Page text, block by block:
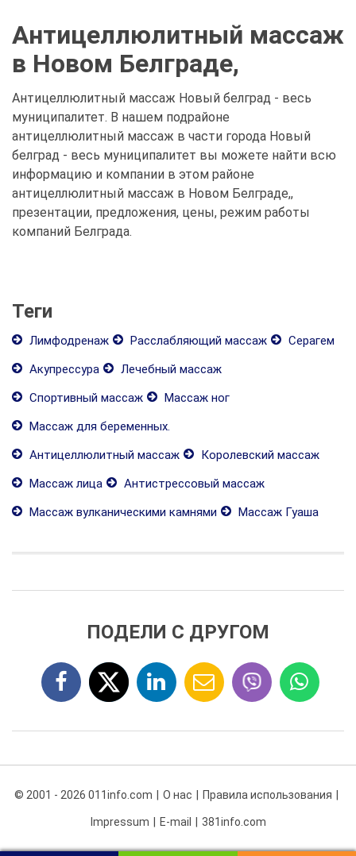
Антицеллюлитный массаж
в Новом Белграде,
Антицеллюлитный массаж Новый белград - весь
муниципалитет. В нашем подрайоне
антицеллюлитный массаж в части города Новый
белград - весь муниципалитет вы можете найти всю
информацию и компании в этом районе
антицеллюлитный массаж в Новом Белграде,,
презентации, предложения, цены, режим работы
компаний Белграда.
Теги
Лимфодренаж Расслабляющий массаж
Серагем
Акупрессура
Лечебный массаж
Спортивный массаж
Массаж ног
Массаж для беременных.
Антицеллюлитный массаж
Королевский массаж
Массаж лица
Антистрессовый массаж
Массаж вулканическими камнями
Массаж Гуаша
ПОДЕЛИ С ДРУГОМ
© 2001 - 2026 011info.com О нас Правила использования
Impressum E-mail 381info.com